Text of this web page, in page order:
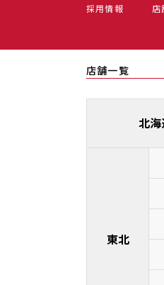
採用情報
店
店舗一覧
北
東北